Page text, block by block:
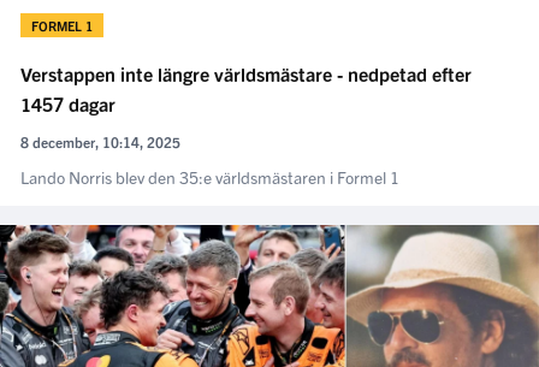
FORMEL 1
Verstappen inte längre världsmästare - nedpetad efter
1457 dagar
8 december, 10:14, 2025
Lando Norris blev den 35:e världsmästaren i Formel 1